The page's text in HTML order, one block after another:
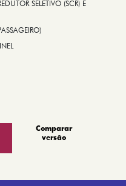
SELETIVO (SCR) E
Comparar
versão